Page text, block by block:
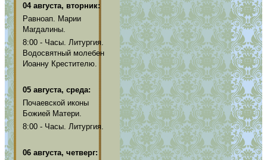
04 августа, вторник:
Равноап. Марии
Магдалины.
8:00 - Часы. Литургия.
Водосвятный молебен
Иоанну Крестителю.
05 августа, среда:
Почаевской иконы
Божией Матери.
8:00 - Часы. Литургия.
06 августа, четверг: